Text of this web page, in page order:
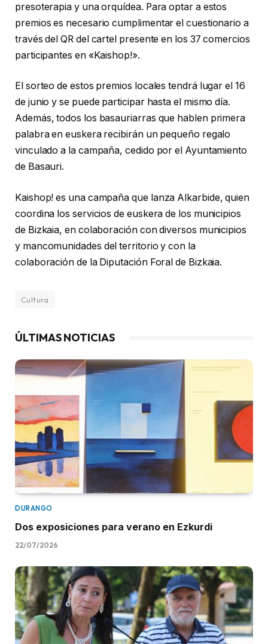
presoterapia y una orquídea. Para optar a estos
premios es necesario cumplimentar el cuestionario a
través del QR del cartel presente en los 37 comercios
participantes en «Kaishop!».
El sorteo de estos premios locales tendrá lugar el 16
de junio y se puede participar hasta el mismo día.
Además, todos los basauriarras que hablen primera
palabra en euskera recibirán un pequeño regalo
vinculado a la campaña, cedido por el Ayuntamiento
de Basauri.
Kaishop! es una campaña que lanza Alkarbide, quien
coordina los servicios de euskera de los municipios
de Bizkaia, en colaboración con diversos municipios
y mancomunidades del territorio y con la
colaboración de la Diputación Foral de Bizkaia.
Cultura
ÚLTIMAS NOTICIAS
DURANGO
Dos exposiciones para verano en Ezkurdi
22/07/2026